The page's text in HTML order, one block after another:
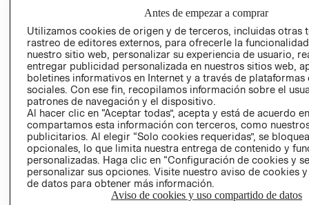
EMPRESARIAL
CONDICIONES
AVISO DE
PRIVACIDAD
GIFT CARD
AVISO DE
COOKIES
Chile ($)
Antes de empezar a comprar
Utilizamos cookies de origen y de terceros, incluidas otras
rastreo de editores externos, para ofrecerle la
nuestro sitio web, personalizar su experiencia de usuario,
entregar publicidad personalizada en nuestros sitios web,
boletines informativos en Internet y a través de plataformas
sociales. Con ese fin, recopilamos información sobre el
patrones de navegación y el dispositivo.
Al hacer clic en “Aceptar todas”, acepta y está de acuerdo
compartamos esta información con terceros, como
publicitarios. Al elegir “Solo cookies requeridas”, se
opcionales, lo que limita nuestra entrega de contenido y
personalizadas. Haga clic en “Configuración de cookies y
personalizar sus opciones. Visite nuestro aviso de cookies
de datos para obtener más información.
Aviso de cookies y uso compartido de datos